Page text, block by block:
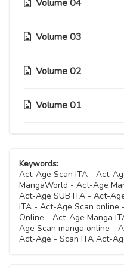
Capitolo 49
Capitolo 47.1
Capitolo 47
Capitolo 43
Capitolo 39
Capitolo 38
Volume 04
Capitolo 34
Capitolo 31
Capitolo 30
Volume 03
Capitolo 25.1
Capitolo 24
Capitolo 23
Volume 02
Capitolo 16.1
Capitolo 15
Capitolo 14
Volume 01
Capitolo 07
Capitolo 06
Keywords:
Act-Age Scan ITA - Act-
MangaWorld - Act-Age
Act-Age SUB ITA - Act-
ITA - Act-Age Scan
Online - Act-Age Manga
Age Scan manga online -
Act-Age - Scan ITA Act-